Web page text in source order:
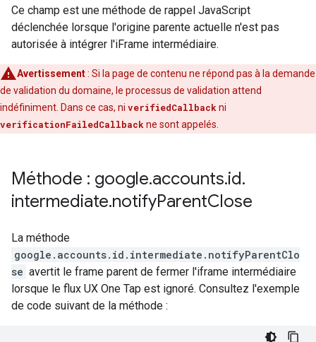
Ce champ est une méthode de rappel JavaScript
déclenchée lorsque l'origine parente actuelle n'est pas
autorisée à intégrer l'iFrame intermédiaire.
Avertissement: Si la page de contenu ne répond pas à la demande
de validation du domaine, le processus de validation attend
indéfiniment. Dans ce cas, ni verifiedCallback ni
verificationFailedCallback ne sont appelés.
Méthode : google.accounts.id.
intermediate.notifyParentClose
La méthode
google.accounts.id.intermediate.notifyParentClo
se avertit le frame parent de fermer l'iframe intermédiaire
lorsque le flux UX One Tap est ignoré. Consultez l'exemple
de code suivant de la méthode :